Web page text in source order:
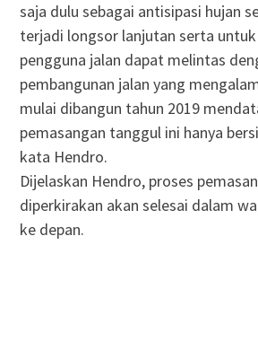
saja dulu sebagai antisipasi hujan
terjadi longsor lanjutan serta
pengguna jalan dapat melintas
pembangunan jalan yang
mulai dibangun tahun 2019
pemasangan tanggul ini hanya
kata Hendro.
Dijelaskan Hendro, proses
diperkirakan akan selesai dalam
ke depan.